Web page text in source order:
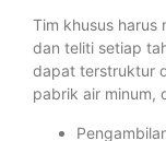
Tim khusus harus
dan teliti setiap
dapat terstruktur
pabrik air minum,